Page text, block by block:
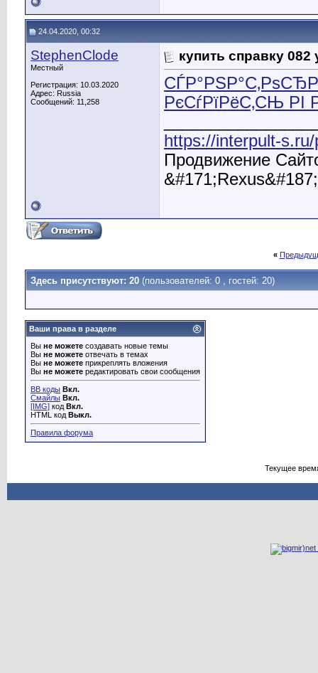
24.04.2020, 00:32
StephenClode
Местный
Регистрация: 10.03.2020
Адрес: Russia
Сообщений: 11,258
купить справку 082
РєСѓРїРёС‚СЊ
https://interpult-
Продвижение
«
Здесь присутствуют: 20 (пользователей: 0 , гостей: 20)
Ваши права в разделе
Вы не можете создавать новые темы
Вы не можете отвечать в темах
Вы не можете прикреплять вложения
Вы не можете редактировать свои сообщения
BB коды Вкл.
Смайлы Вкл.
[IMG] код Вкл.
HTML код Выкл.
Правила форума
Текущее